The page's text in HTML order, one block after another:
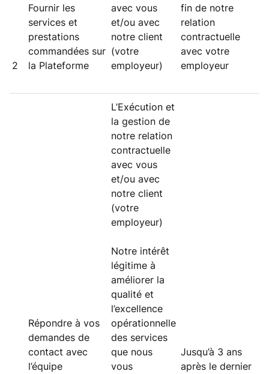
2
Fournir les
services et
prestations
commandées sur
la Plateforme
avec vous
et/ou avec
notre client
(votre
employeur)
fin de notre
relation
contractuelle
avec votre
employeur
Répondre à vos
demandes de
contact avec
l’équipe
L’Exécution et
la gestion de
notre relation
contractuelle
avec vous
et/ou avec
notre client
(votre
employeur)
Notre intérêt
légitime à
améliorer la
qualité et
l’excellence
opérationnelle
des services
que nous
vous
Jusqu’à 3 ans
après le dernier